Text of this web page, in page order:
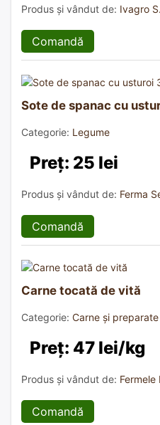
Produs și vândut de: Ivagro
Comandă
Sote de spanac cu
Categorie: Legume
Preț: 25 lei
Produs și vândut de: Ferma
Comandă
Carne tocată de vită
Categorie: Carne și
Preț: 47 lei/kg
Produs și vândut de: Fermele
Comandă